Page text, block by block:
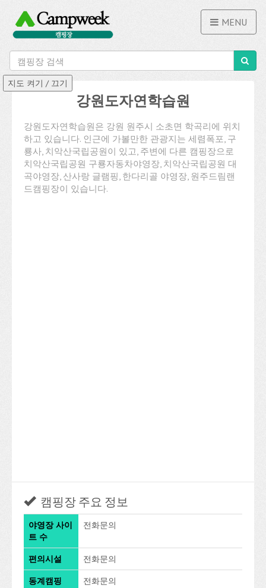
MENU
강원도자연학습원
강원도자연학습원은 강원 원주시 소초면 학곡리에 위치
하고 있습니다. 인근에 가볼만한 관광지는 세렴폭포, 구
룡사, 치악산국립공원이 있고, 주변에 다른 캠핑장으로
치악산국립공원 구룡자동차야영장, 치악산국립공원 대
곡야영장, 산사랑 글램핑, 한다리골 야영장, 원주드림랜
드캠핑장이 있습니다.
캠핑장 주요 정보
야영장 사이
트 수
전화문의
편의시설 전화문의
동계캠핑 전화문의